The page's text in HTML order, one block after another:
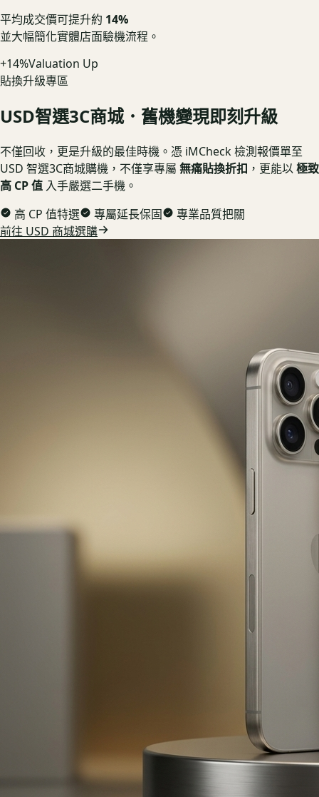
平均成交價可提升約 14%
並大幅簡化實體店面驗機流程。
+14%Valuation Up
貼換升級專區
USD智選3C商城．舊機變現即刻升級
不僅回收，更是升級的最佳時機。憑 iMCheck 檢測報價單至
USD 智選3C商城購機，不僅享專屬 無痛貼換折扣 ，更能以極致
高 CP 值 入手嚴選二手機。
高 CP 值特選
專屬延長保固
專業品質把關
前往 USD 商城選購